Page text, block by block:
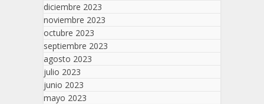
diciembre 2023
noviembre 2023
octubre 2023
septiembre 2023
agosto 2023
julio 2023
junio 2023
mayo 2023